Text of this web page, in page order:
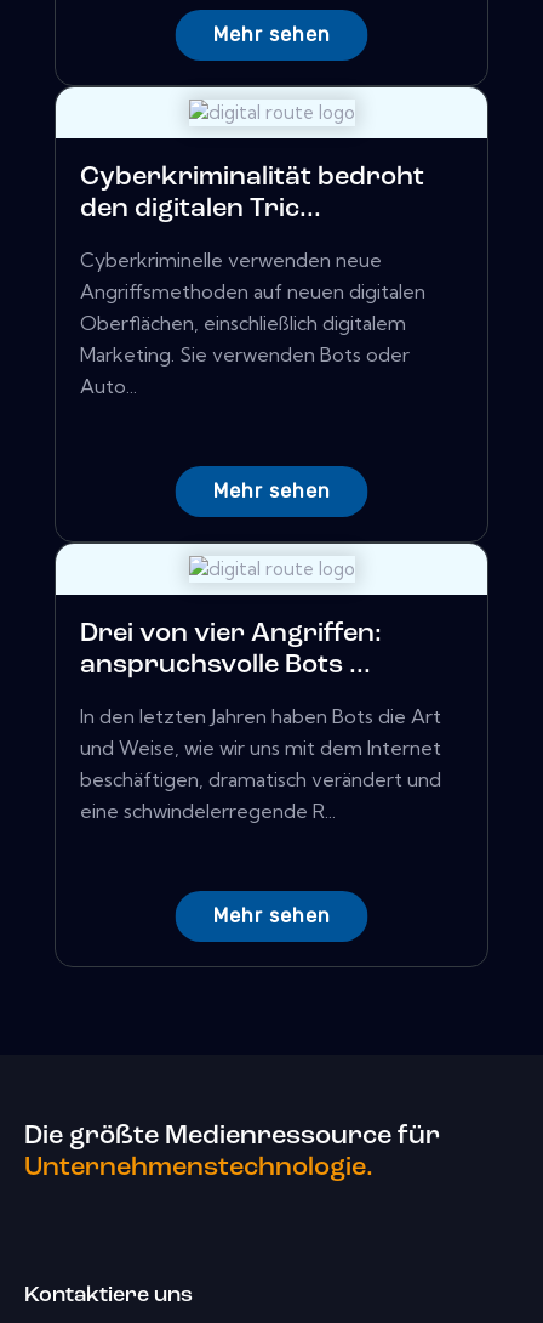
Mehr sehen
Cyberkriminalität bedroht
den digitalen Tric...
Cyberkriminelle verwenden neue
Angriffsmethoden auf neuen digitalen
Oberflächen, einschließlich digitalem
Marketing. Sie verwenden Bots oder
Auto...
Mehr sehen
Drei von vier Angriffen:
anspruchsvolle Bots ...
In den letzten Jahren haben Bots die Art
und Weise, wie wir uns mit dem Internet
beschäftigen, dramatisch verändert und
eine schwindelerregende R...
Mehr sehen
Die größte Medienressource für
Unternehmenstechnologie.
Kontaktiere uns